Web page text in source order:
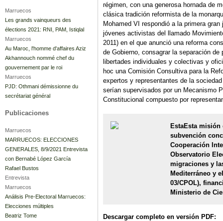
régimen, con una generosa hornada de
clásica tradición reformista de la
Mohamed VI respondió a la primera
jóvenes activistas del llamado
2011) en el que anunció una reforma
de Gobierno, consagrar la separación
libertades individuales y colectivas y
hoc una Comisión Consultiva para la
expertos y representantes de la
serían supervisados por un Mecanismo
Constitucional compuesto por
EstaEsta misión
subvención
Cooperación
Observatorio
migraciones y
Mediterráneo y
03/CPOL),
Ministerio de
Descargar completo en versión PDF:
Marruecos
Les grands vainqueurs des
élections 2021: RNI, PAM, Istiqlal
Marruecos
Au Maroc, l'homme d'affaires Aziz
Akhannouch nommé chef du
gouvernement par le roi
Marruecos
PJD: Othmani démissionne du
secrétariat général
Publicaciones
Marruecos
MARRUECOS: ELECCIONES
GENERALES, 8/9/2021 Entrevista
con Bernabé López García
Rafael Bustos
Entrevista
Marruecos
Análisis Pre-Electoral Marruecos:
Elecciones múltiples
Beatriz Tome